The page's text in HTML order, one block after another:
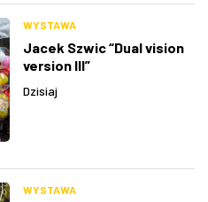
WYSTAWA
Jacek Szwic “Dual vision
version III”
Dzisiaj
WYSTAWA